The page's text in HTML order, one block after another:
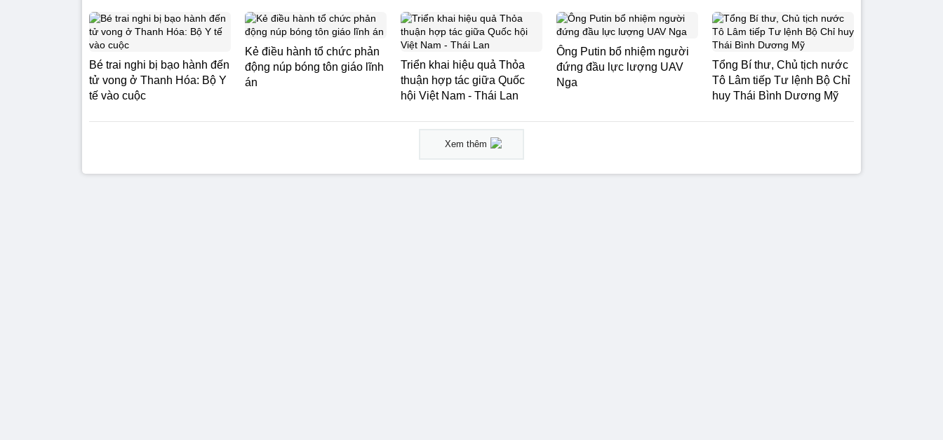
Bé trai nghi bị bạo hành đến
tử vong ở Thanh Hóa: Bộ Y
tế vào cuộc
Kẻ điều hành tổ chức phản
động núp bóng tôn giáo lĩnh
án
Triển khai hiệu quả Thỏa
thuận hợp tác giữa Quốc
hội Việt Nam - Thái Lan
Ông Putin bổ nhiệm người
đứng đầu lực lượng UAV
Nga
Tổng Bí thư, Chủ tịch nước
Tô Lâm tiếp Tư lệnh Bộ Chỉ
huy Thái Bình Dương Mỹ
Xem thêm